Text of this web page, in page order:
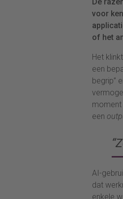
voor
of het
Het
een
begrip”
moment
een
“
AI-
dat
enkele